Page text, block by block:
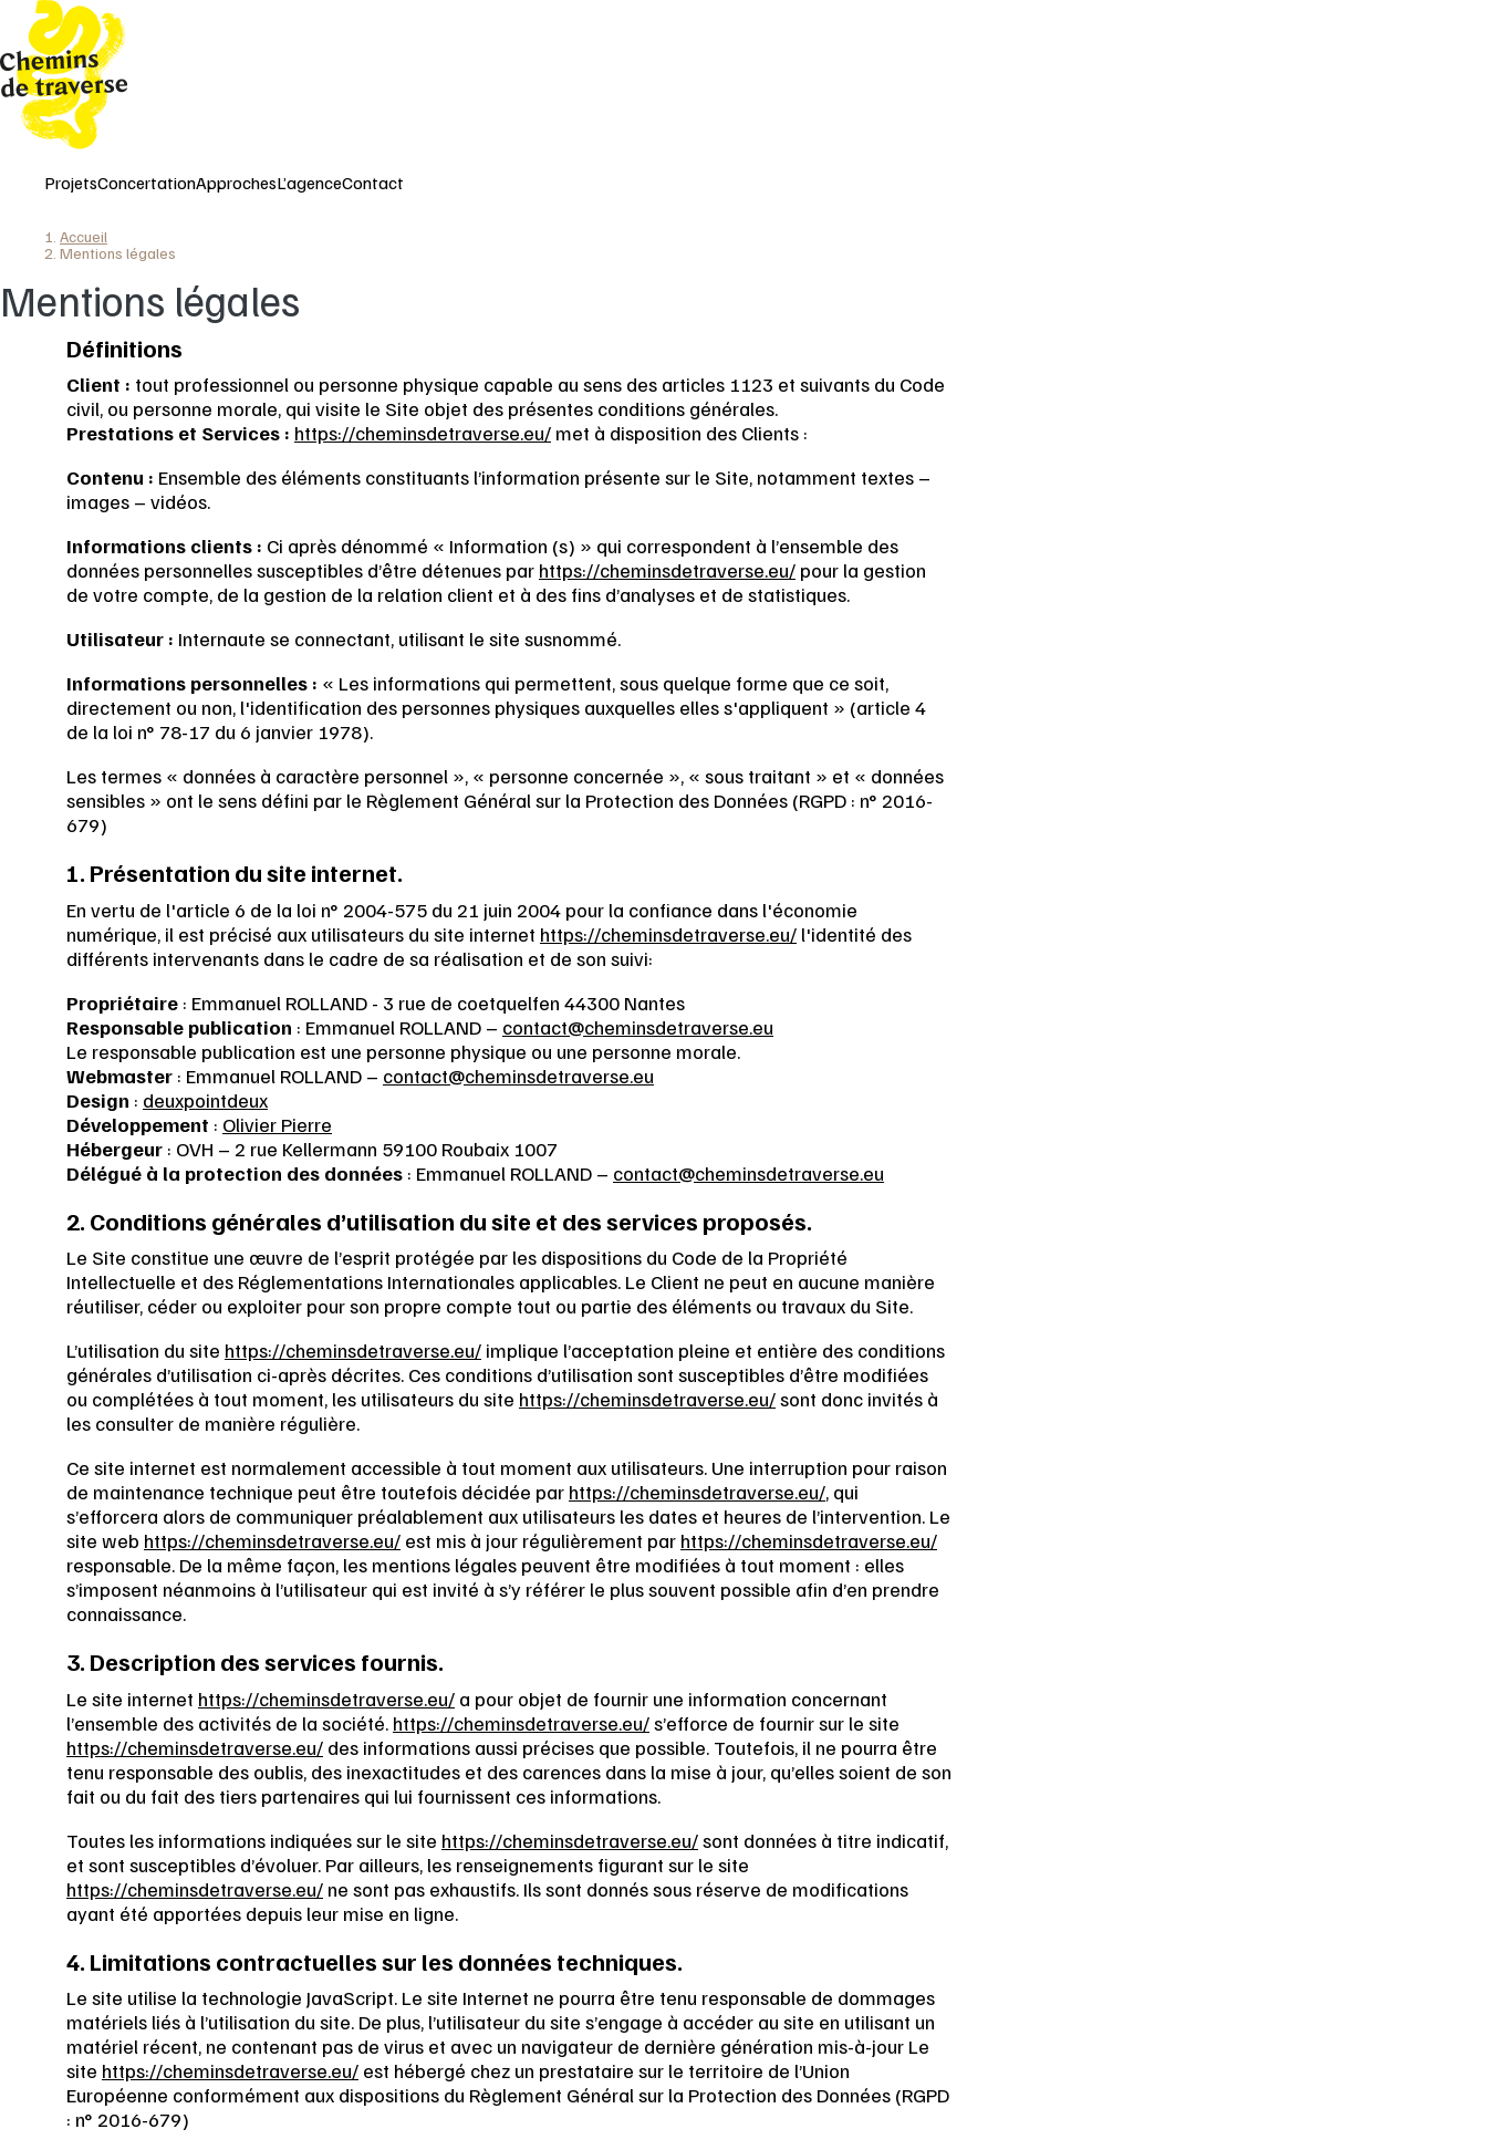
Aller
contenu
principal
ProjetsConcertationApprochesL’agenceContact
d'Ariane
Accueil
Mentions légales
Mentions légales
Définitions
Client : tout professionnel ou personne physique capable au sens des articles 1123 et suivants du Code
civil, ou personne morale, qui visite le Site objet des présentes conditions générales.
Prestations et Services : https://cheminsdetraverse.eu/ met à disposition des Clients :
Contenu : Ensemble des éléments constituants l’information présente sur le Site, notamment textes –
images – vidéos.
Informations clients : Ci après dénommé « Information (s) » qui correspondent à l’ensemble des
données personnelles susceptibles d’être détenues par https://cheminsdetraverse.eu/ pour la gestion
de votre compte, de la gestion de la relation client et à des fins d’analyses et de statistiques.
Utilisateur : Internaute se connectant, utilisant le site susnommé.
Informations personnelles : « Les informations qui permettent, sous quelque forme que ce soit,
directement ou non, l'identification des personnes physiques auxquelles elles s'appliquent » (article 4
de la loi n° 78-17 du 6 janvier 1978).
Les termes « données à caractère personnel », « personne concernée », « sous traitant » et « données
sensibles » ont le sens défini par le Règlement Général sur la Protection des Données (RGPD : n° 2016-
679)
1. Présentation du site internet.
En vertu de l'article 6 de la loi n° 2004-575 du 21 juin 2004 pour la confiance dans l'économie
numérique, il est précisé aux utilisateurs du site internet https://cheminsdetraverse.eu/ l'identité des
différents intervenants dans le cadre de sa réalisation et de son suivi:
Propriétaire : Emmanuel ROLLAND - 3 rue de coetquelfen 44300 Nantes
Responsable publication : Emmanuel ROLLAND – contact@cheminsdetraverse.eu
Le responsable publication est une personne physique ou une personne morale.
Webmaster : Emmanuel ROLLAND – contact@cheminsdetraverse.eu
Design : deuxpointdeux
Développement : Olivier Pierre
Hébergeur : OVH – 2 rue Kellermann 59100 Roubaix 1007
Délégué à la protection des données : Emmanuel ROLLAND – contact@cheminsdetraverse.eu
2. Conditions générales d’utilisation du site et des services proposés.
Le Site constitue une œuvre de l’esprit protégée par les dispositions du Code de la Propriété
Intellectuelle et des Réglementations Internationales applicables. Le Client ne peut en aucune manière
réutiliser, céder ou exploiter pour son propre compte tout ou partie des éléments ou travaux du Site.
L’utilisation du site https://cheminsdetraverse.eu/ implique l’acceptation pleine et entière des conditions
générales d’utilisation ci-après décrites. Ces conditions d’utilisation sont susceptibles d’être modifiées
ou complétées à tout moment, les utilisateurs du site https://cheminsdetraverse.eu/sont donc invités à
les consulter de manière régulière.
Ce site internet est normalement accessible à tout moment aux utilisateurs. Une interruption pour raison
de maintenance technique peut être toutefois décidée par https://cheminsdetraverse.eu/, qui
s’efforcera alors de communiquer préalablement aux utilisateurs les dates et heures de l’intervention. Le
site web https://cheminsdetraverse.eu/ est mis à jour régulièrement par https://cheminsdetraverse.eu/
responsable. De la même façon, les mentions légales peuvent être modifiées à tout moment : elles
s’imposent néanmoins à l’utilisateur qui est invité à s’y référer le plus souvent possible afin d’en prendre
connaissance.
3. Description des services fournis.
Le site internet https://cheminsdetraverse.eu/ a pour objet de fournir une information concernant
l’ensemble des activités de la société. https://cheminsdetraverse.eu/s’efforce de fournir sur le site
https://cheminsdetraverse.eu/ des informations aussi précises que possible. Toutefois, il ne pourra être
tenu responsable des oublis, des inexactitudes et des carences dans la mise à jour, qu’elles soient de son
fait ou du fait des tiers partenaires qui lui fournissent ces informations.
Toutes les informations indiquées sur le site https://cheminsdetraverse.eu/sont données à titre indicatif,
et sont susceptibles d’évoluer. Par ailleurs, les renseignements figurant sur le site
https://cheminsdetraverse.eu/ ne sont pas exhaustifs. Ils sont donnés sous réserve de modifications
ayant été apportées depuis leur mise en ligne.
4. Limitations contractuelles sur les données techniques.
Le site utilise la technologie JavaScript. Le site Internet ne pourra être tenu responsable de dommages
matériels liés à l’utilisation du site. De plus, l’utilisateur du site s’engage à accéder au site en utilisant un
matériel récent, ne contenant pas de virus et avec un navigateur de dernière génération mis-à-jour Le
site https://cheminsdetraverse.eu/ est hébergé chez un prestataire sur le territoire de l’Union
Européenne conformément aux dispositions du Règlement Général sur la Protection des Données (RGPD
: n° 2016-679)